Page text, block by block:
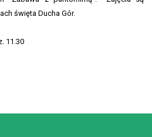
święta Ducha Gór.
11.30